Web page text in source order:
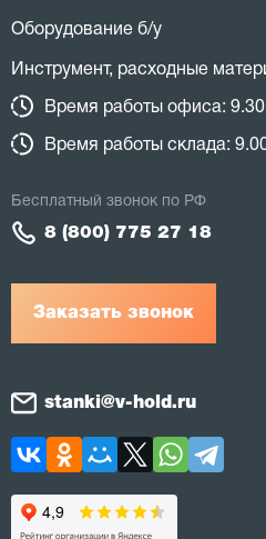
Оборудование б/у
Инструмент, расходные
Время работы офиса:
Время работы склада:
Заказать звонок
Бесплатный звонок по РФ
8 (800) 775 27 18
stanki@v-hold.ru